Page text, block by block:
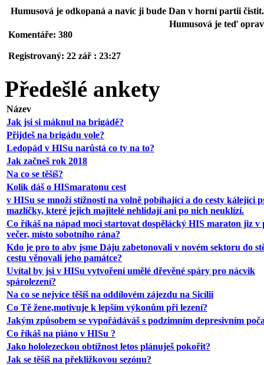
Humusová je odkopaná a navíc ji bude Dan v horní partii
Komentáře: 380
Registrovaný: 22 zář : 23:27
Humusová je teď
Předešlé ankety
Název
Jak jsi si máknul na brigádě?
Přijdeš na brigádu vole?
Ledopád v HISu narůstá co ty na to?
Jak začneš rok 2018
Na co se těšíš?
Kolik dáš o HISmaratonu cest
v HISu se množí stížnosti na volně pobíhající a do cesty kálejíci
mazlíčky, které jejich majitelé nehlidají ani po nich neuklízí.
Co říkáš na nápad moci startovat dospělácký HIS maraton jiz v
večer, místo sobotního rána?
Kdo je pro to aby jsme Dáju zabetonovali v novém sektoru do
cestu věnovali jeho památce?
Uvítal by jsi v HISu vytvoření umělé dřevěné spáry pro nácvik
spárolezení?
Na co se nejvíce těšíš na oddílovém zájezdu na Sicílii
Co Tě žene,motivuje k lepším výkonům při lezení?
Jakým způsobem se vypořádáváš s podzimním depresivním
Co říkáš na piáno v HISu ?
Jako hololezeckou obtížnost letos plánuješ pokořit?
Jak se těšíš na překližkovou sezónu?